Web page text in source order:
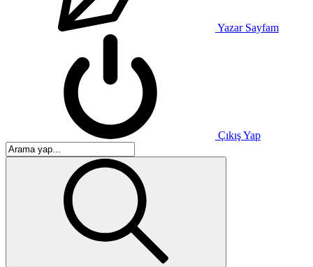
Yazar Sayfam
Çıkış Yap